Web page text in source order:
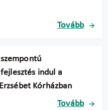
Tovább
indul a
Kórházban
Tovább